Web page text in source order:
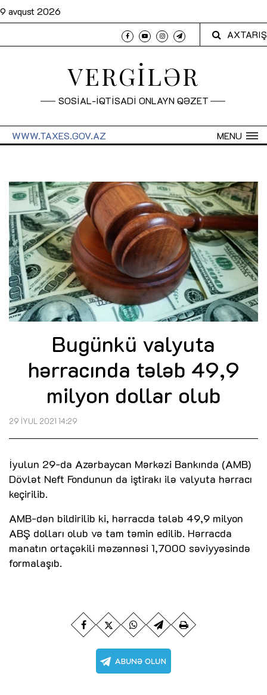
9 avqust 2026
AXTARIŞ
VERGİLƏR
SOSİAL-İQTİSADİ ONLAYN QƏZET
MENU
WWW.TAXES.GOV.AZ
Bugünkü valyuta
hərracında tələb 49,9
milyon dollar olub
29 İYUL 2021 14:29
İyulun 29-da Azərbaycan Mərkəzi Bankında (AMB)
Dövlət Neft Fondunun da iştirakı ilə valyuta hərracı
keçirilib.
AMB-dən bildirilib ki, hərracda tələb 49,9 milyon
ABŞ dolları olub və tam təmin edilib. Hərracda
manatın ortaçəkili məzənnəsi 1,7000 səviyyəsində
formalaşıb.